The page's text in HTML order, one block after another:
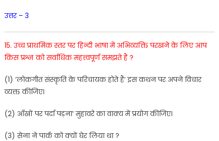
उत्तर – 3
15.उच्चप्राथमिकस्तरपरहिन्दी भाषामें अभिव्यक्तिपरखनेके लिए आप
किसप्रश्नकोसर्वाधिकमहत्त्वपूर्णसमझतेहैं ?
(1) ‘लोकगीतसंस्कृतिकेपरिचायकहोतेहैं‘इसकथनपर अपनेविचार
व्यक्तकीजिए।
(2) आँखोंपर पर्दा पड़ना‘मुहावरेकावाक्यमेंप्रयोगकीजिए।
(3)सेनानेपार्ककोक्योंघेरलियाथा?